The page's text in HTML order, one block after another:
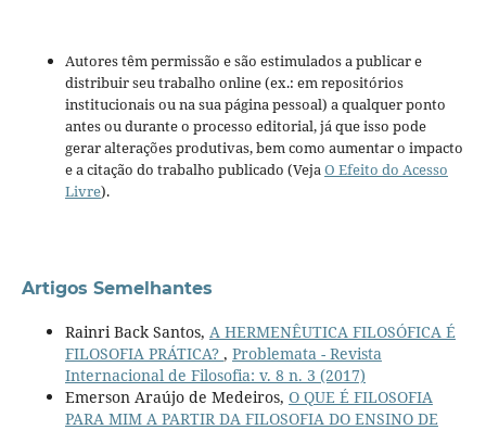
Autores têm permissão e são estimulados a publicar e
distribuir seu trabalho online (ex.: em repositórios
institucionais ou na sua página pessoal) a qualquer ponto
antes ou durante o processo editorial, já que isso pode
gerar alterações produtivas, bem como aumentar o impacto
e a citação do trabalho publicado (VejaO Efeito do Acesso
Livre).
Artigos Semelhantes
Rainri Back Santos, A HERMENÊUTICA FILOSÓFICA É
FILOSOFIA PRÁTICA? , Problemata - Revista
Internacional de Filosofia: v. 8 n. 3 (2017)
Emerson Araújo de Medeiros, O QUE É FILOSOFIA
PARA MIM A PARTIR DA FILOSOFIA DO ENSINO DE